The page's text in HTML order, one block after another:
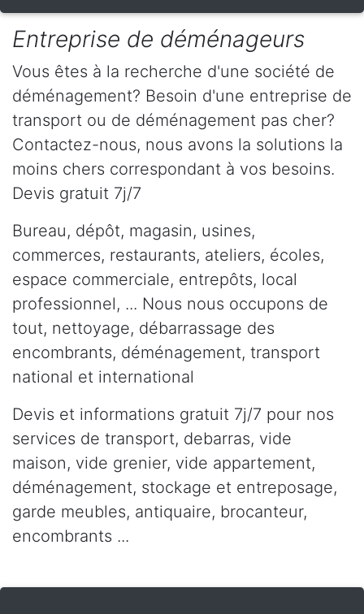
Entreprise de déménageurs
Vous êtes à la recherche d'une société de
déménagement? Besoin d'une entreprise de
transport ou de déménagement pas cher?
Contactez-nous, nous avons la solutions la
moins chers correspondant à vos besoins.
Devis gratuit 7j/7
Bureau, dépôt, magasin, usines,
commerces, restaurants, ateliers, écoles,
espace commerciale, entrepôts, local
professionnel, ... Nous nous occupons de
tout, nettoyage, débarrassage des
encombrants, déménagement, transport
national et international
Devis et informations gratuit 7j/7 pour nos
services de transport, debarras, vide
maison, vide grenier, vide appartement,
déménagement, stockage et entreposage,
garde meubles, antiquaire, brocanteur,
encombrants ...